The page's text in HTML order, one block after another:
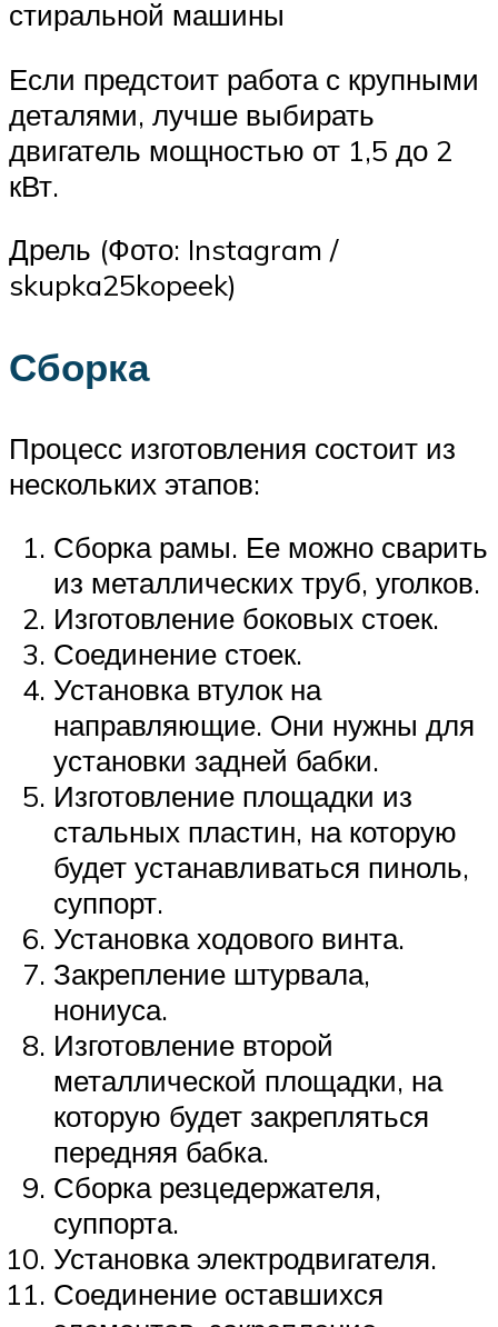
стиральной машины
Если предстоит работа с крупными
деталями, лучше выбирать
двигатель мощностью от 1,5 до 2
кВт.
Дрель (Фото: Instagram /
skupka25kopeek)
Сборка
Процесс изготовления состоит из
нескольких этапов:
Сборка рамы. Ее можно сварить
из металлических труб, уголков.
Изготовление боковых стоек.
Соединение стоек.
Установка втулок на
направляющие. Они нужны для
установки задней бабки.
Изготовление площадки из
стальных пластин, на которую
будет устанавливаться пиноль,
суппорт.
Установка ходового винта.
Закрепление штурвала,
нониуса.
Изготовление второй
металлической площадки, на
которую будет закрепляться
передняя бабка.
Сборка резцедержателя,
суппорта.
Установка электродвигателя.
Соединение оставшихся